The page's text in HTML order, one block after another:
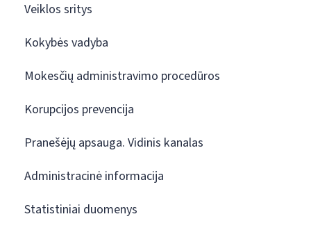
Veiklos sritys
Kokybės vadyba
Mokesčių administravimo procedūros
Korupcijos prevencija
Pranešėjų apsauga. Vidinis kanalas
Administracinė informacija
Statistiniai duomenys